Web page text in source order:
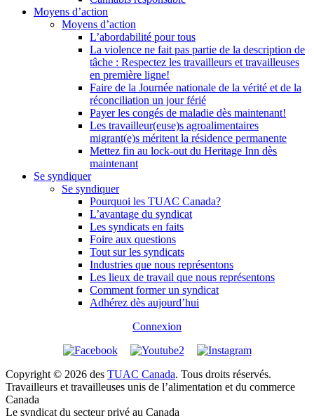
Moyens d’action
Moyens d’action
L’abordabilité pour tous
La violence ne fait pas partie de la description de
tâche : Respectez les travailleurs et travailleuses
en première ligne!
Faire de la Journée nationale de la vérité et de la
réconciliation un jour férié
Payer les congés de maladie dès maintenant!
Les travailleur(euse)s agroalimentaires
migrant(e)s méritent la résidence permanente
Mettez fin au lock-out du Heritage Inn dès
maintenant
Se syndiquer
Se syndiquer
Pourquoi les TUAC Canada?
L’avantage du syndicat
Les syndicats en faits
Foire aux questions
Tout sur les syndicats
Industries que nous représentons
Les lieux de travail que nous représentons
Comment former un syndicat
Adhérez dès aujourd’hui
Connexion
Copyright © 2026 des TUAC Canada. Tous droits réservés.
Travailleurs et travailleuses unis de l’alimentation et du commerce
Canada
Le syndicat du secteur privé au Canada